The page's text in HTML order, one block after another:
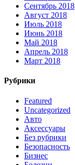
Сентябрь 2018
Август 2018
Июль 2018
Июнь 2018
Май 2018
Апрель 2018
Март 2018
Рубрики
Featured
Uncategorized
Авто
Аксессуары
Без рубрики
Безопасность
Бизнес